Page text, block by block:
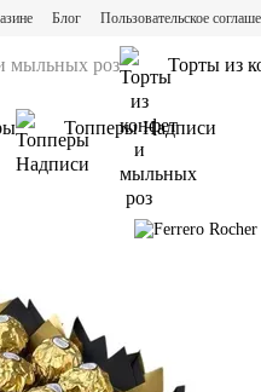
Блог Пользовательское
мыльных роз Торты из
Топперы Надписи